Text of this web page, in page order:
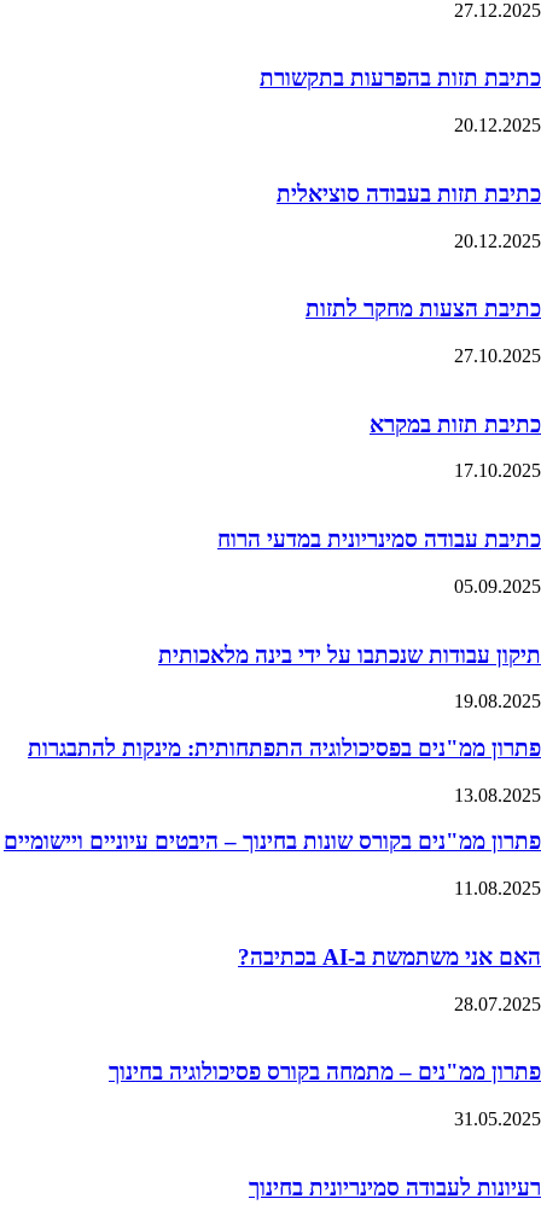
27.12.2025
כתיבת תזות בהפרעות בתקשורת
20.12.2025
כתיבת תזות בעבודה סוציאלית
20.12.2025
כתיבת הצעות מחקר לתזות
27.10.2025
כתיבת תזות במקרא
17.10.2025
כתיבת עבודה סמינריונית במדעי הרוח
05.09.2025
תיקון עבודות שנכתבו על ידי בינה מלאכותית
19.08.2025
פתרון ממ"נים בפסיכולוגיה התפתחותית: מינקות להתבגרות
13.08.2025
פתרון ממ"נים בקורס שונות בחינוך – היבטים עיוניים ויישומיים
11.08.2025
האם אני משתמשת ב-AI בכתיבה?
28.07.2025
פתרון ממ"נים – מתמחה בקורס פסיכולוגיה בחינוך
31.05.2025
רעיונות לעבודה סמינריונית בחינוך